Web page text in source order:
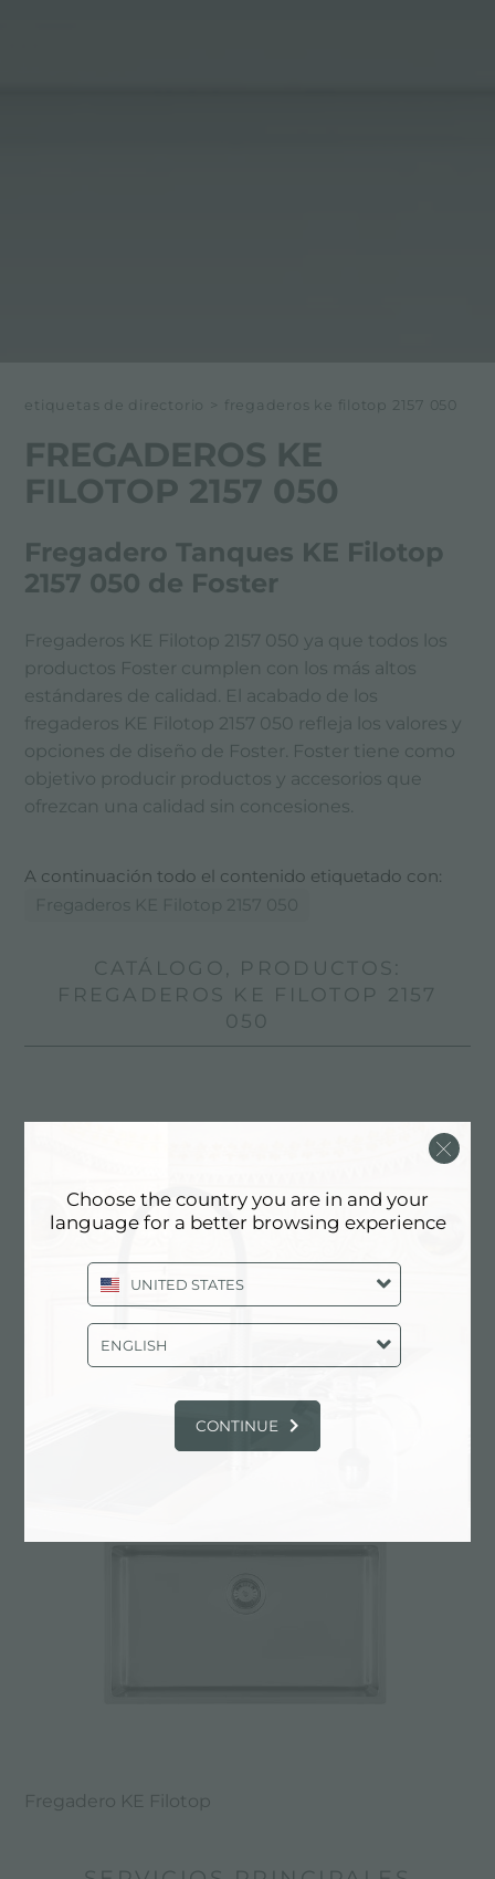
etiquetas de directorio > fregaderos ke filotop 2157 050
FREGADEROS KE
FILOTOP 2157 050
Fregadero Tanques KE Filotop
2157 050 de Foster
Fregaderos KE Filotop 2157 050 ya que todos los
productos Foster cumplen con los más altos
estándares de calidad. El acabado de los
fregaderos KE Filotop 2157 050 refleja los valores y
opciones de diseño de Foster. Foster tiene como
objetivo producir productos y accesorios que
ofrezcan una calidad sin concesiones.
A continuación todo el contenido etiquetado con:
Fregaderos KE Filotop 2157 050
CATÁLOGO, PRODUCTOS:
FREGADEROS KE FILOTOP 2157
050
Fregadero KE Filotop
Choose the country you are in and your
language for a better browsing experience
UNITED STATES
ENGLISH
CONTINUE